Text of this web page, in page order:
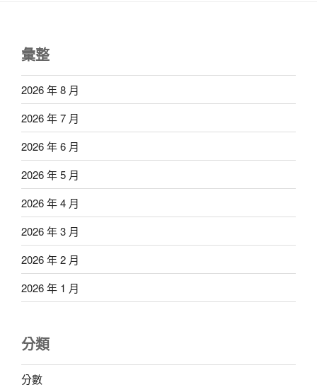
彙整
2026 年 8 月
2026 年 7 月
2026 年 6 月
2026 年 5 月
2026 年 4 月
2026 年 3 月
2026 年 2 月
2026 年 1 月
分類
分數